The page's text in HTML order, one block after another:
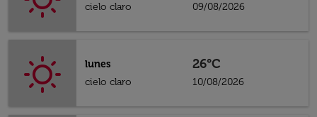
cielo claro
09/08/2026
lunes
cielo claro
26°C
10/08/2026